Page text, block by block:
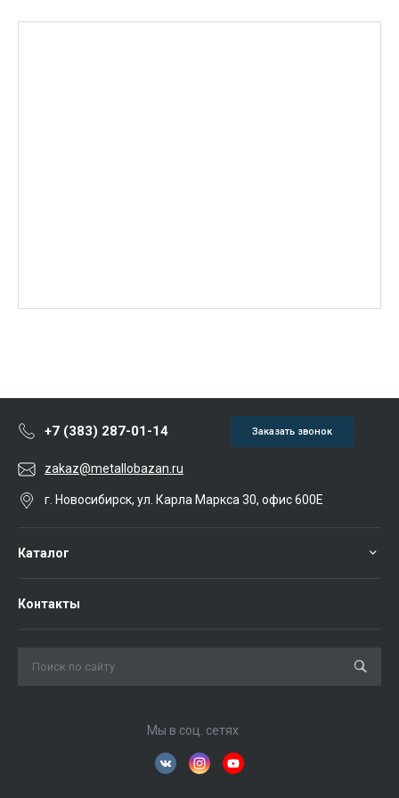
+7 (383) 287-01-14 Заказать звонок
zakaz@metallobazan.ru
г. Новосибирск, ул. Карла Маркса 30, офис 600Е
Каталог
Контакты
Мы в соц. сетях